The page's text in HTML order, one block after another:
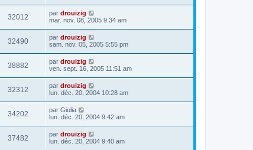
32012 par drouizig
mar. nov. 08, 2005 9:34 am
32490 par drouizig
sam. nov. 05, 2005 5:55 pm
38882 par drouizig
ven. sept. 16, 2005 11:51 am
32312 par drouizig
lun. déc. 20, 2004 10:28 am
34202 par Giulia
lun. déc. 20, 2004 9:42 am
37482 par drouizig
lun. déc. 20, 2004 9:40 am